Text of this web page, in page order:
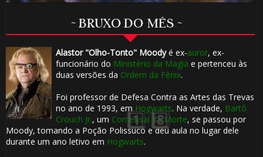
~ BRUXO DO MÊS ~
Alastor "Olho-Tonto" Moodyé ex-auror, ex-
funcionário do Ministério da Magia e pertenceu às
duas versões da Ordem da Fênix.
Foi professor de Defesa Contra as Artes das Trevas
no ano de 1993, em Hogwarts. Na verdade, Bartô
Crouch Jr., um Comensal da Morte, se passou por
Moody, tomando a Poção Polissuco e deu aula no lugar dele
durante um ano letivo em Hogwarts.
🎂 🎂